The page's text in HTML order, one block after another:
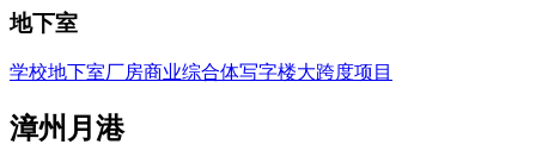
地下室
学校地下室厂房商业综合体写字楼大跨度项目
漳州月港